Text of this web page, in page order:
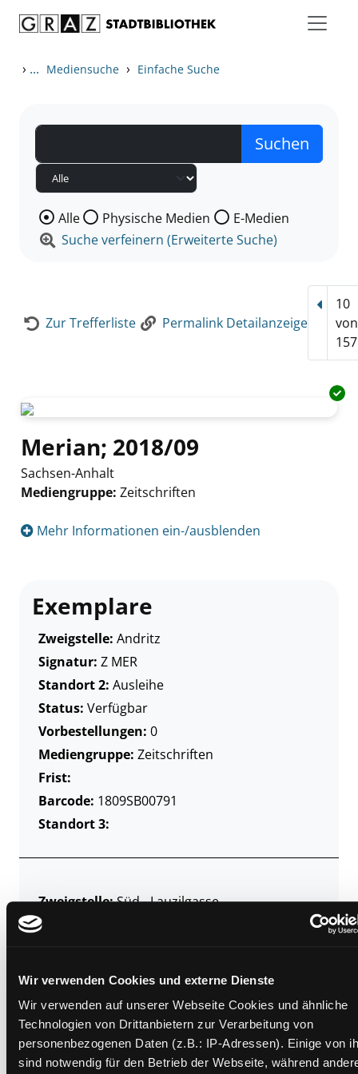
Wir verwenden Cookies und externe Dienste
Wir verwenden auf unserer Webseite Cookies und ähnliche
Technologien von Drittanbietern zur Verarbeitung von
personenbezogenen Daten (z.B.: IP-Adressen). Einige von
sind notwendig für den Betrieb der Webseite, während
› ... Mediensuche › Einfache Suche
Wählen Sie die Medienart nach der Sie suchen wollen.
Alle Physische Medien
E-Medien
Suche verfeinern (Erweiterte Suche)
Zur Trefferliste Permalink Detailanzeige
10
von
157
Merian; 2018/09
Sachsen-Anhalt
Mediengruppe: Zeitschriften
Mehr Informationen ein-/ausblenden
Exemplare
Zweigstelle: Andritz
Signatur: Z MER
Standort 2: Ausleihe
Status: Verfügbar
Vorbestellungen: 0
Mediengruppe: Zeitschriften
Frist:
Barcode: 1809SB00791
Standort 3:
Zweigstelle:Süd - Lauzilgasse
Signatur:
Mediengruppe: Zeitschriften
Frist:
Barcode:1807SB01295